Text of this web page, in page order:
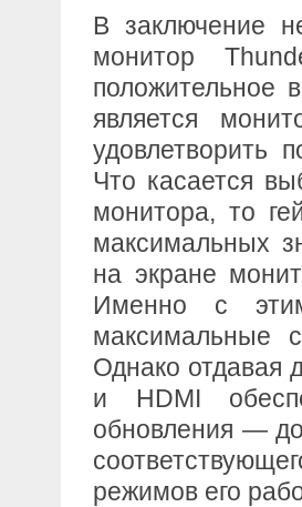
В заключение
монитор
положительное
является
удовлетворить
Что касается
монитора, то
максимальных
на экране
Именно с
максимальные
Однако отдавая
и HDMI
обновления —
режимов его